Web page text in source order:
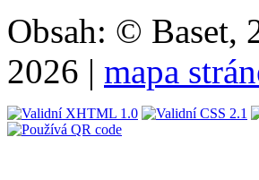
Obsah: © Baset,
2026 | mapa